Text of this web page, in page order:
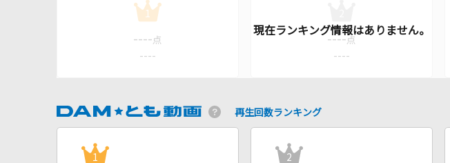
1
---- 点
----
---- 点
----
再生回数ランキング
1 2